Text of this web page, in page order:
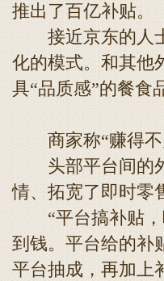
推出了百亿补贴。
接近京东的人士
化的模式。和其他
具“品质感”的餐食
商家称“赚得不
头部平台间的外
情、拓宽了即时零
“平台搞补贴，吸
到钱。平台给的补
平台抽成，再加上